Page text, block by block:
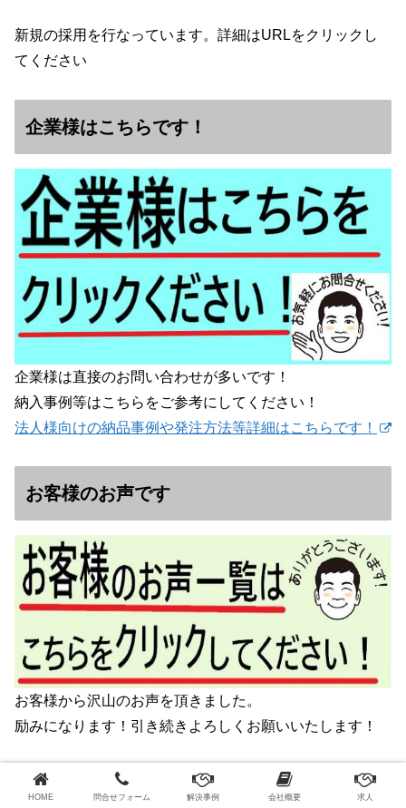
新規の採用を行なっています。詳細はURLをクリックし
てください
企業様はこちらです！
企業様は直接のお問い合わせが多いです！
納入事例等はこちらをご参考にしてください！
法人様向けの納品事例や発注方法等詳細はこちらです！
お客様のお声です
お客様から沢山のお声を頂きました。
励みになります！引き続きよろしくお願いいたします！
オンライン商談はこちら
HOME 問合せフォーム 解決事例 会社概要 求人